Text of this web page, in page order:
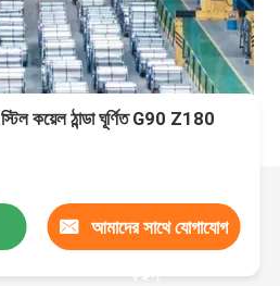
কয়েল ঠান্ডা ঘূর্ণিত G90 Z180
আমাদের সাথে যোগাযোগ
করুন